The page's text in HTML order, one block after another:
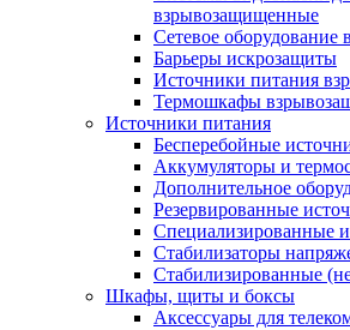
взрывозащищенные
Сетевое
Барьеры искрозащиты
Источники питания
Термошкафы
Источники питания
Бесперебойные
Аккумуляторы и
Дополнительное
Резервированные
Специализированные
Стабилизаторы
Стабилизированные
Шкафы, щиты и боксы
Аксессуары для